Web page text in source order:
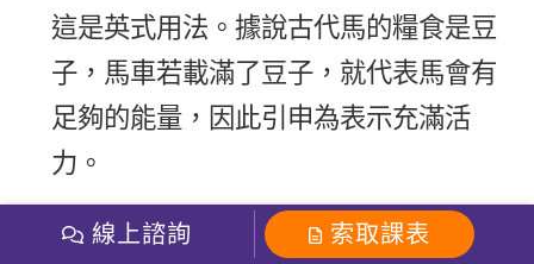
這是英式用法。據說古代馬的糧食是豆
子，馬車若載滿了豆子，就代表馬會有
足夠的能量，因此引申為表示充滿活
力。
For some reason, Dylan is always
線上諮詢 索取課表